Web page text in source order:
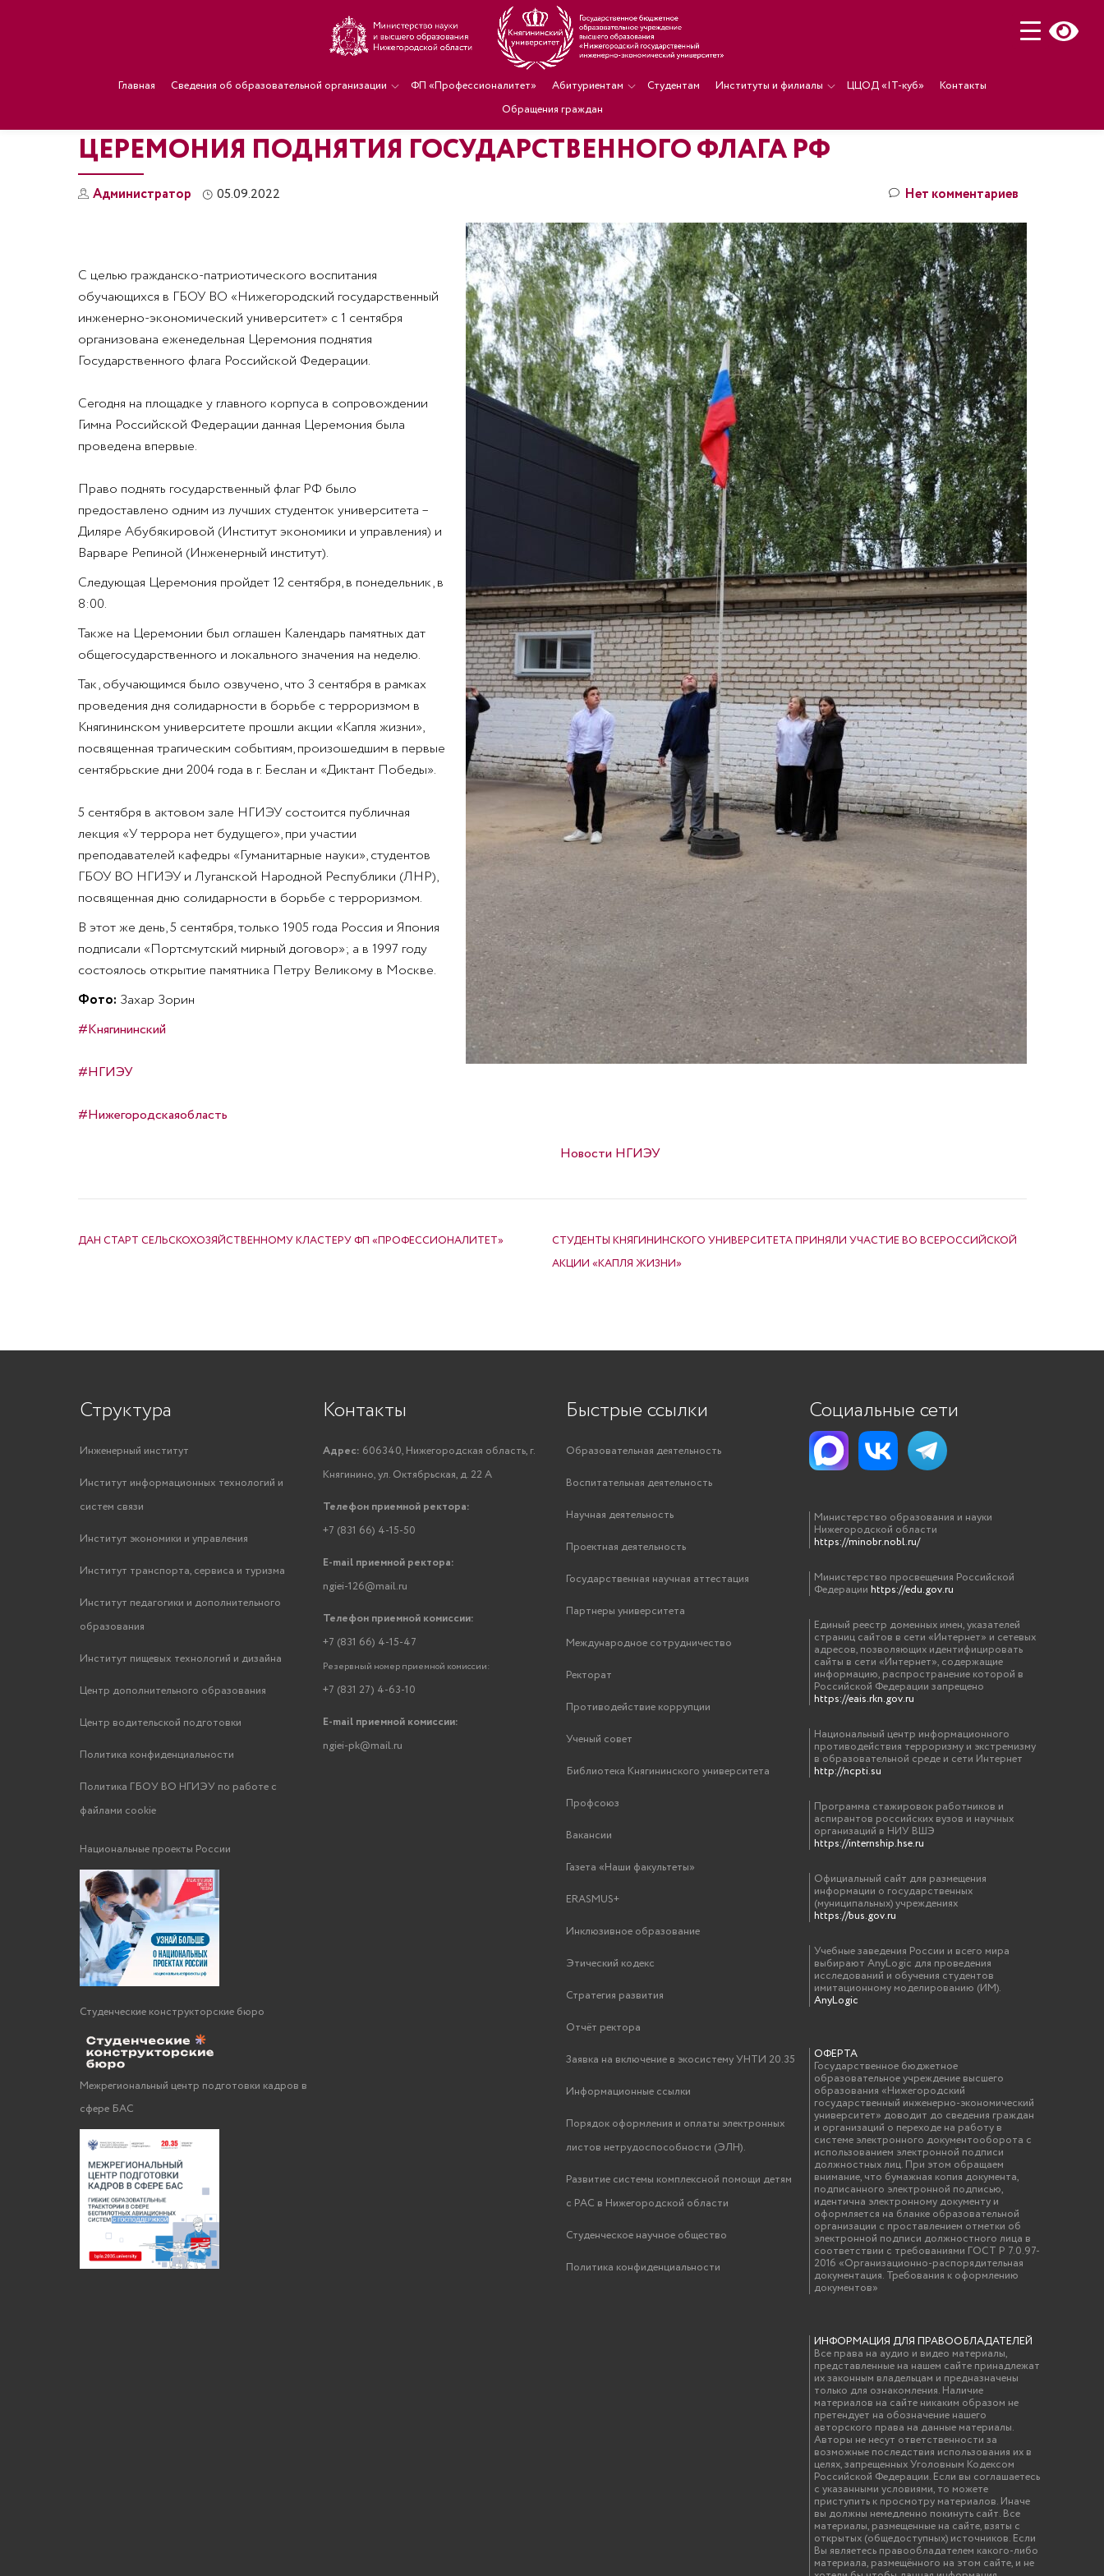
Главная Сведения об образовательной организации ФП «Профессионалитет» Абитуриентам Студентам Институты и филиалы ЦЦОД «IT-куб»
Контакты
Обращения граждан
ЦЕРЕМОНИЯ ПОДНЯТИЯ ГОСУДАРСТВЕННОГО ФЛАГА РФ
Администратор 05.09.2022 Нет комментариев
С целью гражданско-патриотического воспитания
обучающихся в ГБОУ ВО «Нижегородский государственный
инженерно-экономический университет» с 1 сентября
организована еженедельная Церемония поднятия
Государственного флага Российской Федерации.
Сегодня на площадке у главного корпуса в сопровождении
Гимна Российской Федерации данная Церемония была
проведена впервые.
Право поднять государственный флаг РФ было
предоставлено одним из лучших студенток университета –
Диляре Абубякировой (Институт экономики и управления) и
Варваре Репиной (Инженерный институт).
Следующая Церемония пройдет 12 сентября, в понедельник, в
8:00.
Также на Церемонии был оглашен Календарь памятных дат
общегосударственного и локального значения на неделю.
Так, обучающимся было озвучено, что 3 сентября в рамках
проведения дня солидарности в борьбе с терроризмом в
Княгининском университете прошли акции «Капля жизни»,
посвященная трагическим событиям, произошедшим в первые
сентябрьские дни 2004 года в г. Беслан и «Диктант Победы».
5 сентября в актовом зале НГИЭУ состоится публичная
лекция «У террора нет будущего», при участии
преподавателей кафедры «Гуманитарные науки», студентов
ГБОУ ВО НГИЭУ и Луганской Народной Республики (ЛНР),
посвященная дню солидарности в борьбе с терроризмом.
В этот же день, 5 сентября, только 1905 года Россия и Япония
подписали «Портсмутский мирный договор»; а в 1997 году
состоялось открытие памятника Петру Великому в Москве.
Фото: Захар Зорин
#Княгининский
#НГИЭУ
#Нижегородскаяобласть
Новости НГИЭУ
ДАН СТАРТ СЕЛЬСКОХОЗЯЙСТВЕННОМУ КЛАСТЕРУ ФП «ПРОФЕССИОНАЛИТЕТ»
СТУДЕНТЫ КНЯГИНИНСКОГО УНИВЕРСИТЕТА ПРИНЯЛИ УЧАСТИЕ ВО ВСЕРОССИЙСКОЙ
АКЦИИ «КАПЛЯ ЖИЗНИ»
Структура
Инженерный институт
Институт информационных технологий и
систем связи
Институт экономики и управления
Институт транспорта, сервиса и туризма
Институт педагогики и дополнительного
образования
Институт пищевых технологий и дизайна
Центр дополнительного образования
Центр водительской подготовки
Политика конфиденциальности
Политика ГБОУ ВО НГИЭУ по работе с
файлами cookie
Национальные проекты России
Студенческие конструкторские бюро
Межрегиональный центр подготовки кадров в
сфере БАС
Контакты
Адрес: 606340, Нижегородская область, г.
Княгинино, ул. Октябрьская, д. 22 А
Телефон приемной ректора:
+7 (831 66) 4-15-50
E-mail приемной ректора:
ngiei-126@mail.ru
Телефон приемной комиссии:
+7 (831 66) 4-15-47
Резервный номер приемной комиссии:
+7 (831 27) 4-63-10
E-mail приемной комиссии:
ngiei-pk@mail.ru
Быстрые ссылки
Образовательная деятельность
Воспитательная деятельность
Научная деятельность
Проектная деятельность
Государственная научная аттестация
Партнеры университета
Международное сотрудничество
Ректорат
Противодействие коррупции
Ученый совет
Библиотека Княгининского университета
Профсоюз
Вакансии
Газета «Наши факультеты»
ERASMUS+
Инклюзивное образование
Этический кодекс
Стратегия развития
Отчёт ректора
Заявка на включение в экосистему УНТИ 20.35
Информационные ссылки
Порядок оформления и оплаты электронных
листов нетрудоспособности (ЭЛН).
Развитие системы комплексной помощи детям
с РАС в Нижегородской области
Студенческое научное общество
Политика конфиденциальности
Социальные сети
Министерство образования и науки
Нижегородской области
https://minobr.nobl.ru/
Министерство просвещения Российской
Федерации https://edu.gov.ru
Единый реестр доменных имен, указателей
страниц сайтов в сети «Интернет» и сетевых
адресов, позволяющих идентифицировать
сайты в сети «Интернет», содержащие
информацию, распространение которой в
Российской Федерации запрещено
https://eais.rkn.gov.ru
Национальный центр информационного
противодействия терроризму и экстремизму
в образовательной среде и сети Интернет
http://ncpti.su
Программа стажировок работников и
аспирантов российских вузов и научных
организаций в НИУ ВШЭ
https://internship.hse.ru
Официальный сайт для размещения
информации о государственных
(муниципальных) учреждениях
https://bus.gov.ru
Учебные заведения России и всего мира
выбирают AnyLogic для проведения
исследований и обучения студентов
имитационному моделированию (ИМ).
AnyLogic
ОФЕРТА
Государственное бюджетное
образовательное учреждение высшего
образования «Нижегородский
государственный инженерно-экономический
университет» доводит до сведения граждан
и организаций о переходе на работу в
системе электронного документооборота с
использованием электронной подписи
должностных лиц. При этом обращаем
внимание, что бумажная копия документа,
подписанного электронной подписью,
идентична электронному документу и
оформляется на бланке образовательной
организации с проставлением отметки об
электронной подписи должностного лица в
соответствии с требованиями ГОСТ Р 7.0.97-
2016 «Организационно-распорядительная
документация. Требования к оформлению
документов»
ИНФОРМАЦИЯ ДЛЯ ПРАВООБЛАДАТЕЛЕЙ
Все права на аудио и видео материалы,
представленные на нашем сайте принадлежат
их законным владельцам и предназначены
только для ознакомления. Наличие
материалов на сайте никаким образом не
претендует на обозначение нашего
авторского права на данные материалы.
Авторы не несут ответственности за
возможные последствия использования их в
целях, запрещенных Уголовным Кодексом
Российской Федерации. Если вы соглашаетесь
с указанными условиями, то можете
приступить к просмотру материалов. Иначе
вы должны немедленно покинуть сайт. Все
материалы, размещенные на сайте, взяты с
открытых (общедоступных) источников. Если
Вы являетесь правообладателем какого-либо
материала, размещённого на этом сайте, и не